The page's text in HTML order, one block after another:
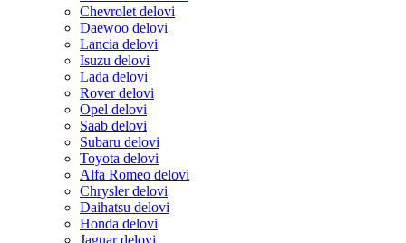
Chevrolet delovi
Daewoo delovi
Lancia delovi
Isuzu delovi
Lada delovi
Rover delovi
Opel delovi
Saab delovi
Subaru delovi
Toyota delovi
Alfa Romeo delovi
Chrysler delovi
Daihatsu delovi
Honda delovi
Jaguar delovi